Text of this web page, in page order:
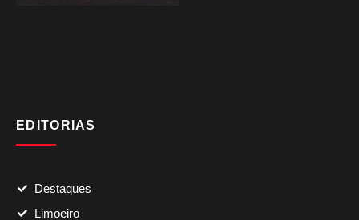
EDITORIAS
Destaques
Limoeiro